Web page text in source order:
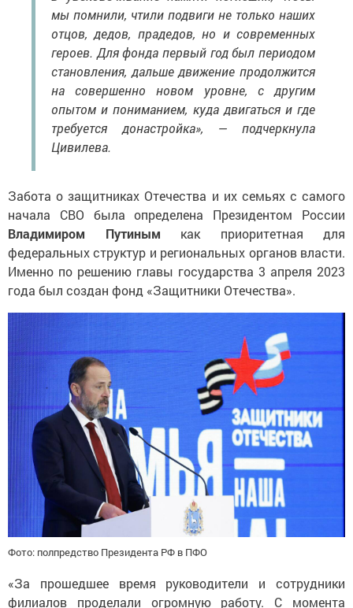
мы помнили, чтили подвиги не только наших
отцов, дедов, прадедов, но и современных
героев. Для фонда первый год был периодом
становления, дальше движение продолжится
на совершенно новом уровне, с другим
опытом и пониманием, куда двигаться и где
требуется донастройка», — подчеркнула
Цивилева.
Забота о защитниках Отечества и их семьях с самого
начала СВО была определена Президентом России
Владимиром Путиным как приоритетная для
федеральных структур и региональных органов власти.
Именно по решению главы государства 3 апреля 2023
года был создан фонд «Защитники Отечества».
Фото: полпредство Президента РФ в ПФО
«За прошедшее время руководители и сотрудники
филиалов проделали огромную работу. С момента